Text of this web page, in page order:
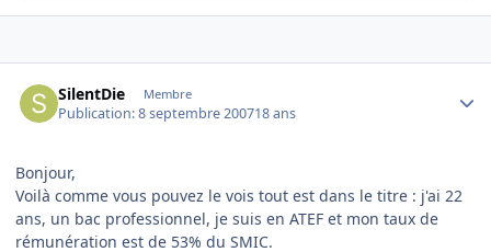
SilentDie Membre
Publication:8 septembre 200718 ans
Bonjour,
Voilà comme vous pouvez le vois tout est dans le titre : j'ai 22
ans, un bac professionnel, je suis en ATEF et mon taux de
rémunération est de 53% du SMIC.